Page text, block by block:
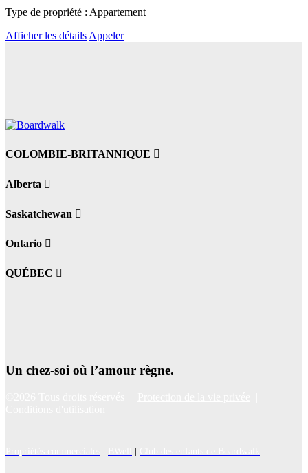
Type de propriété : Appartement
Afficher les détails Appeler
COLOMBIE-BRITANNIQUE
Alberta
Saskatchewan
Ontario
QUÉBEC
Un chez-soi où l’amour règne.
| |